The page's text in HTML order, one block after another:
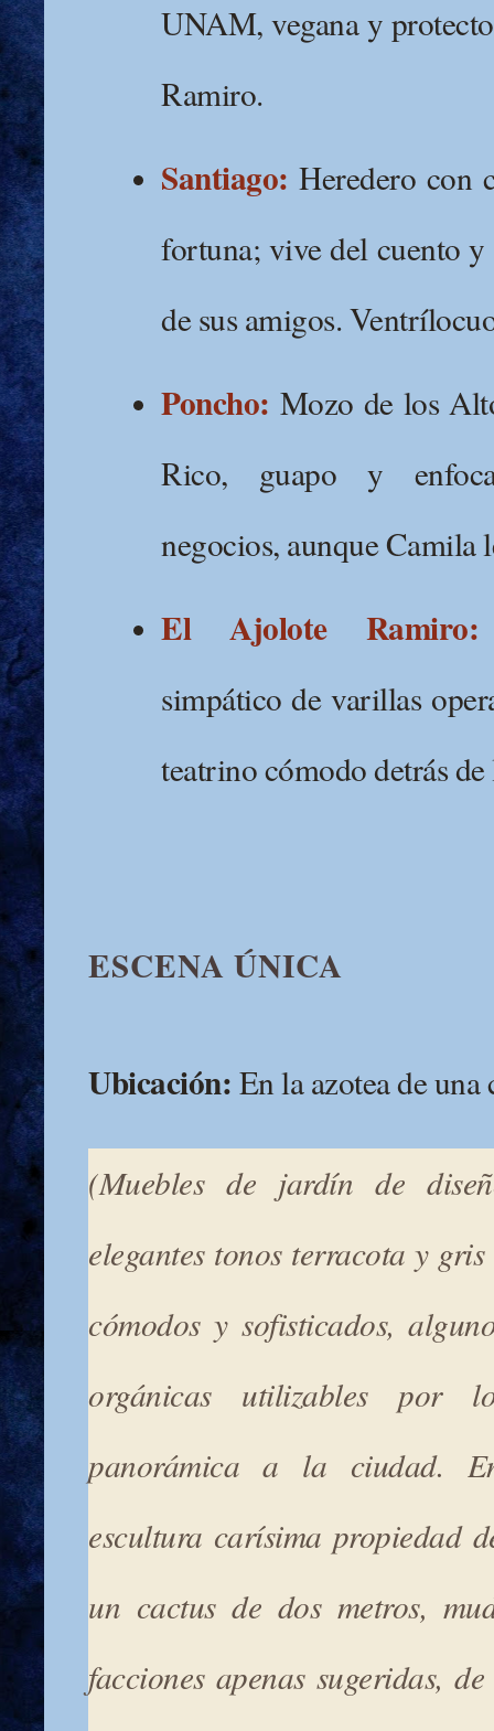
UNAM, vegana y
Ramiro.
Santiago: Heredero con
fortuna; vive del cuento y
de sus amigos.
Poncho: Mozo de los
Rico, guapo y
negocios, aunque Camila
El Ajolote Ramiro:
simpático de varillas
teatrino cómodo detrás de
ESCENA ÚNICA
Ubicación: En la azotea de una
(Muebles de jardín de
elegantes tonos terracota y
cómodos y sofisticados,
orgánicas utilizables por
panorámica a la ciudad.
escultura carísima propiedad
un cactus de dos metros,
facciones apenas sugeridas,